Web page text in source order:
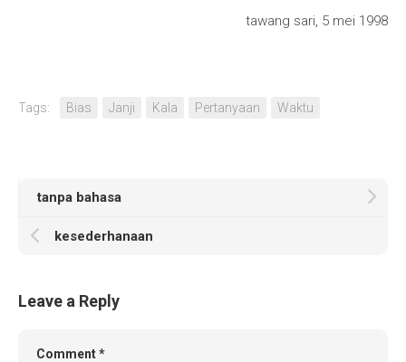
tawang sari, 5 mei 1998
Tags: Bias Janji Kala Pertanyaan Waktu
tanpa bahasa
kesederhanaan
Leave a Reply
Comment*